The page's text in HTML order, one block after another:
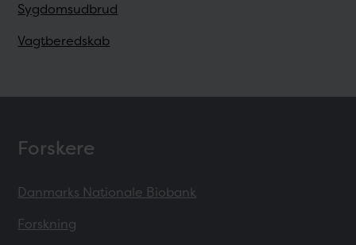
Sygdomsudbrud
Vagtberedskab
Forskere
Danmarks Nationale Biobank
Forskning